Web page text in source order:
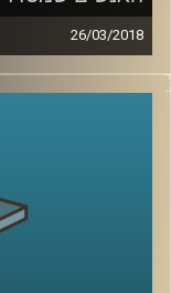
26/03/2018
כיצד הצליח
את השיח על
ד"ר מעוז
הפוליטי ועל
ראש ממשלה